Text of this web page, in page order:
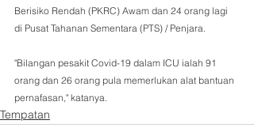
Berisiko Rendah (PKRC) Awam dan 24 orang lagi
di Pusat Tahanan Sementara (PTS) / Penjara.
"Bilangan pesakit Covid-19 dalam ICU ialah 91
orang dan 26 orang pula memerlukan alat bantuan
pernafasan," katanya.
Tempatan